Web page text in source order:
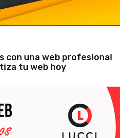
con una web profesional
tu web hoy